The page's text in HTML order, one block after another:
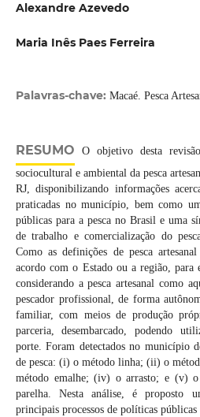
Alexandre Azevedo
Maria Inês Paes Ferreira
Palavras-chave: Macaé. Pesca
RESUMO O objetivo desta
sociocultural e ambiental da pesca
RJ, disponibilizando informações
praticadas no município, bem como
públicas para a pesca no Brasil e uma
de trabalho e comercialização do
Como as definições de pesca
acordo com o Estado ou a região, para
considerando a pesca artesanal como
pescador profissional, de forma
familiar, com meios de produção
parceria, desembarcado, podendo
porte. Foram detectados no município
de pesca: (i) o método linha; (ii) o
método emalhe; (iv) o arrasto; e (v)
parelha. Nesta análise, é proposto
principais processos de políticas